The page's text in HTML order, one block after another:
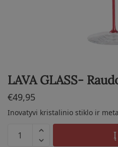
LAVA GLASS-
€49,95
Inovatyvi kristalinio stiklo ir
produkto
kiekis:
Į